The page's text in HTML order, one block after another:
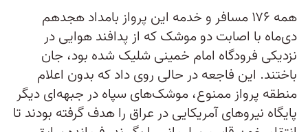
همه ۱۷۶ مسافر و خدمه این پرواز بامداد هجدهم
دی‌ماه با اصابت دو موشک که از پدافند هوایی در
نزدیکی فرودگاه امام خمینی شلیک شده بود، جان
باختند. این فاجعه در حالی روی داد که بدون اعلام
منطقه پرواز ممنوع، موشک‌های سپاه در جبهه‌ای دیگر
پایگاه نیروهای آمریکایی در عراق را هدف گرفته بودند تا